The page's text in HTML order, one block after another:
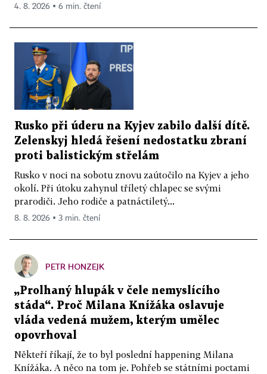
4. 8. 2026 ▪ 6 min. čtení
Rusko při úderu na Kyjev zabilo další dítě.
Zelenskyj hledá řešení nedostatku zbraní
proti balistickým střelám
Rusko v noci na sobotu znovu zaútočilo na Kyjev a jeho
okolí. Při útoku zahynul tříletý chlapec se svými
prarodiči. Jeho rodiče a patnáctiletý...
8. 8. 2026 ▪ 3 min. čtení
PETR HONZEJK
„Prolhaný hlupák v čele nemyslícího
stáda“. Proč Milana Knížáka oslavuje
vláda vedená mužem, kterým umělec
opovrhoval
Někteří říkají, že to byl poslední happening Milana
Knížáka. A něco na tom je. Pohřeb se státními poctami